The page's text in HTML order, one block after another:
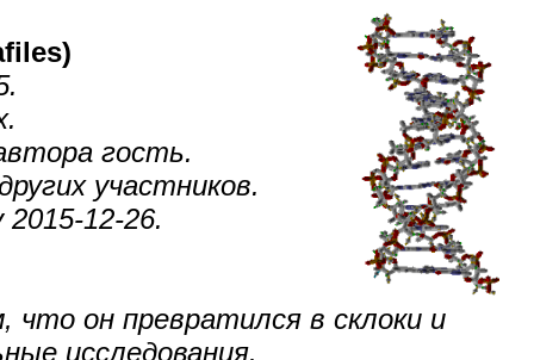
гость.
участников.
12-26.
он превратился в склоки и
исследования.